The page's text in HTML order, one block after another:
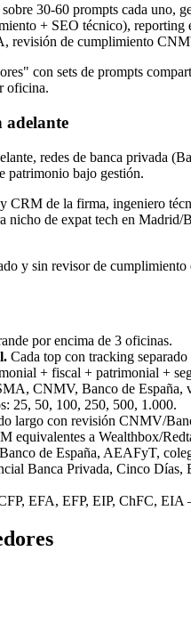
30-60 prompts cada uno,
+ SEO técnico),
revisión de cumplimiento
con sets de prompts
oficina.
adelante
redes de banca privada
patrimonio bajo gestión.
CRM de la firma, ingeniero
nicho de expat tech en
y sin revisor de
por encima de 3 oficinas.
Cada top con tracking
+ fiscal + patrimonial +
CNMV, Banco de España,
25, 50, 100, 250, 500, 1.000.
largo con revisión CNMV/
equivalentes a Wealthbox/
de España, AEAFyT,
Banca Privada, Cinco
EFA, EFP, EIP, ChFC, EIA